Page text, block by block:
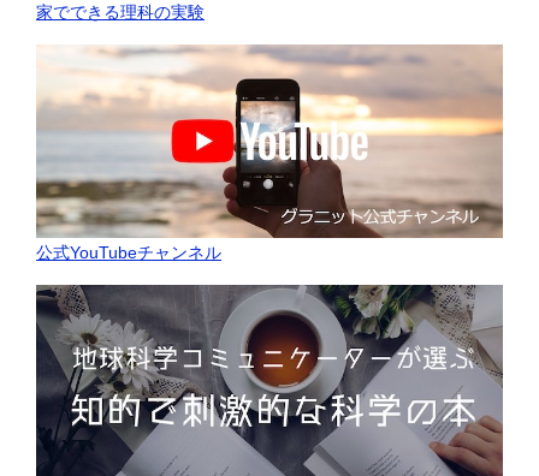
家でできる理科の実験
公式YouTubeチャンネル